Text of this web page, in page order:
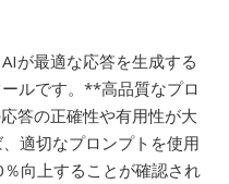
が最適な応答を生成する
ルです。**高品質なプロ
答の正確性や有用性が大
適切なプロンプトを使用
向上することが確認され